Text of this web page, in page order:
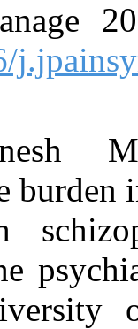
the
with
in the